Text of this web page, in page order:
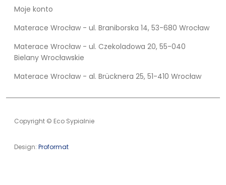
Moje konto
Materace Wrocław - ul. Braniborska 14, 53-680 Wrocław
Materace Wrocław - ul. Czekoladowa 20, 55-040
Bielany Wrocławskie
Materace Wrocław - al. Brücknera 25, 51-410 Wrocław
Copyright © Eco Sypialnie
Design: Proformat